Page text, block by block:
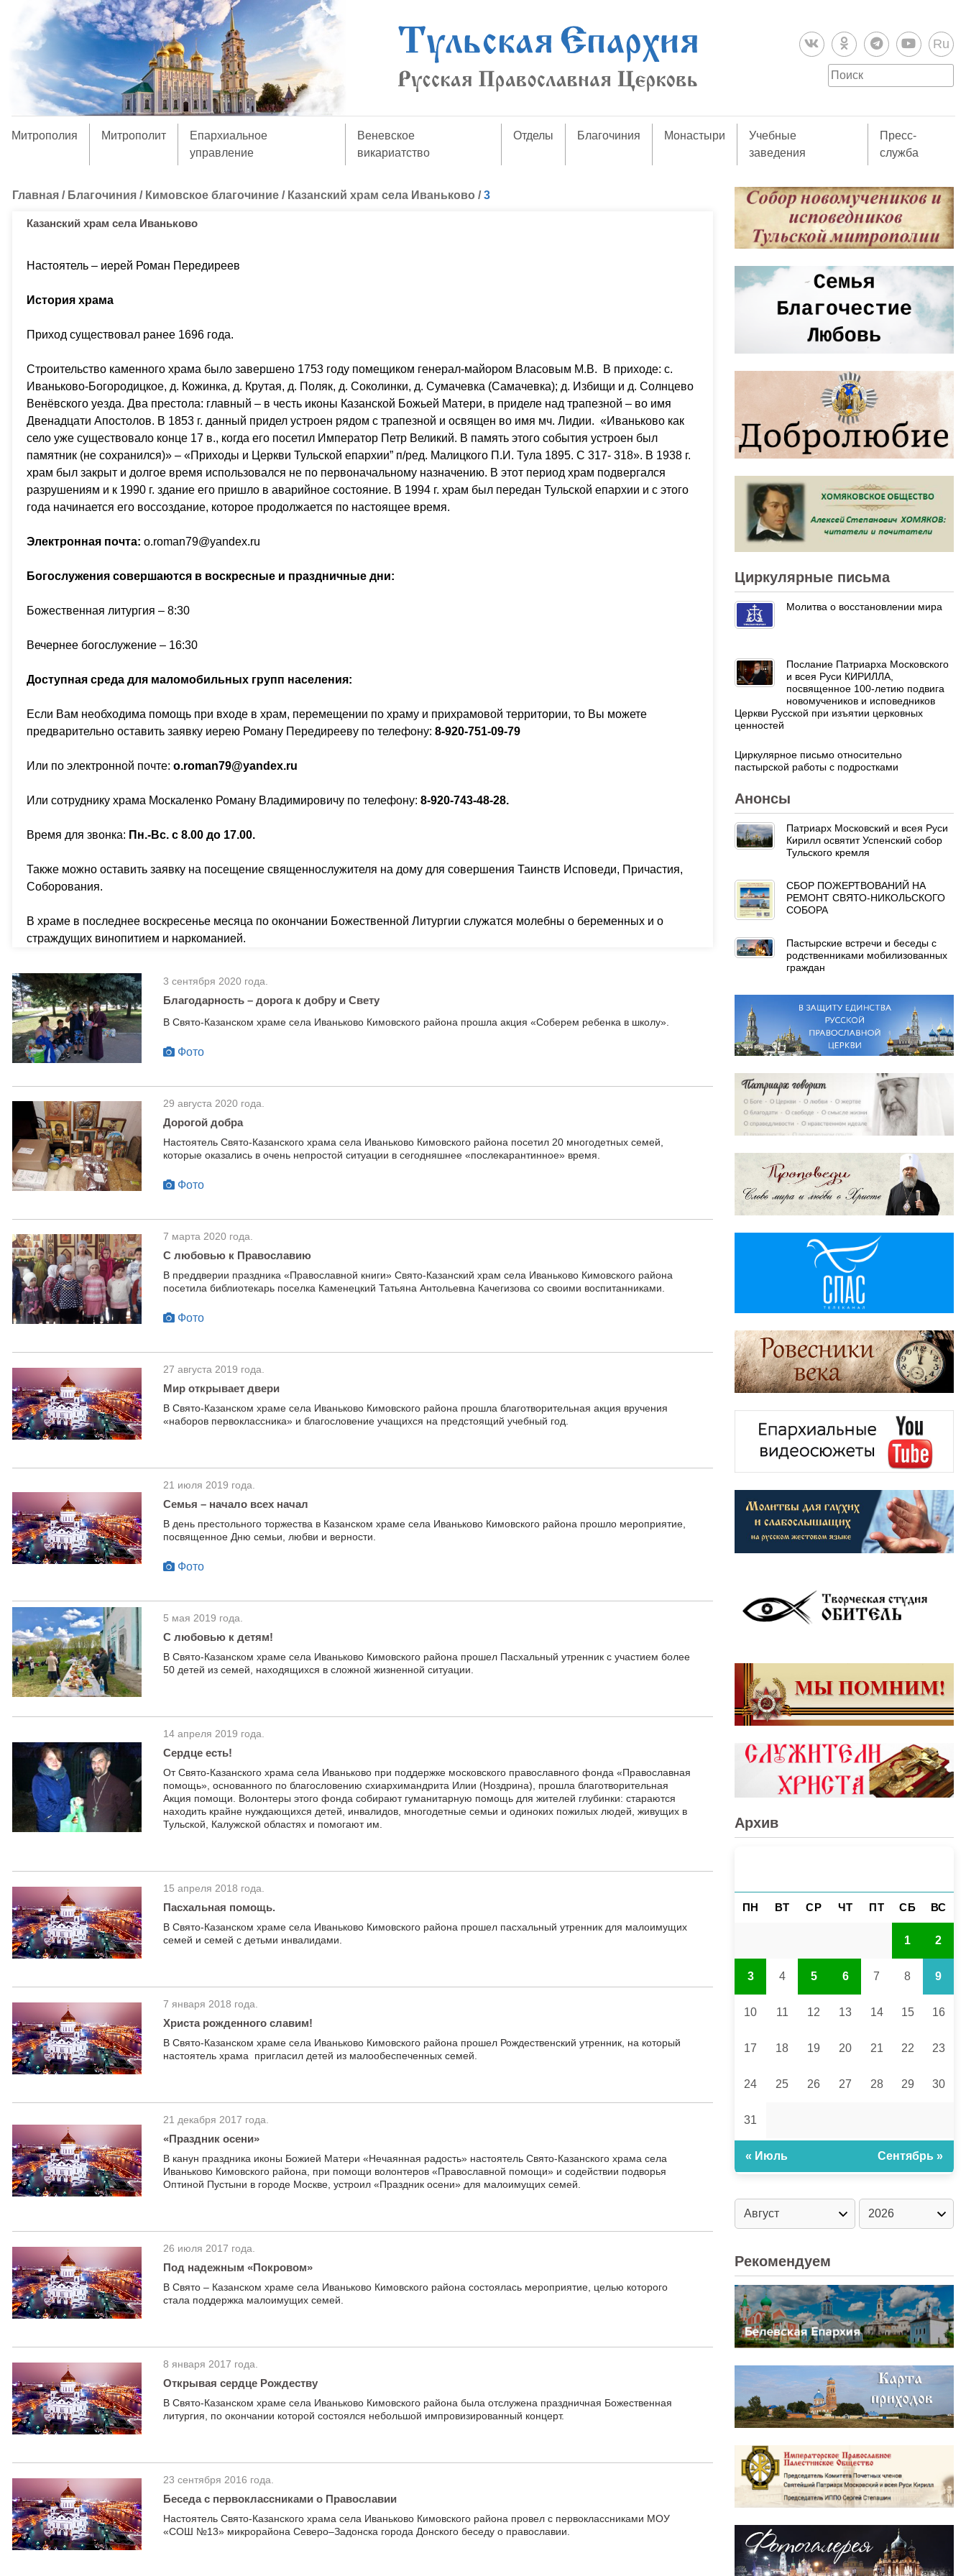
Ru
Митрополия Митрополит
Епархиальное
управление
Веневское
викариатство
Отделы Благочиния Монастыри
Учебные
заведения
Пресс-
служба
Главная / Благочиния / Кимовское благочиние / Казанский храм села Иваньково /3
Казанский храм села Иваньково
Настоятель – иерей Роман Передиреев
История храма
Приход существовал ранее 1696 года.
Строительство каменного храма было завершено 1753 году помещиком генерал-майором Власовым М.В. В приходе: с.
Иваньково-Богородицкое, д. Кожинка, д. Крутая, д. Поляк, д. Соколинки, д. Сумачевка (Самачевка); д. Избищи и д. Солнцево
Венёвского уезда. Два престола: главный – в честь иконы Казанской Божьей Матери, в приделе над трапезной – во имя
Двенадцати Апостолов. В 1853 г. данный придел устроен рядом с трапезной и освящен во имя мч. Лидии. «Иваньково как
село уже существовало конце 17 в., когда его посетил Император Петр Великий. В память этого события устроен был
памятник (не сохранился)» – «Приходы и Церкви Тульской епархии” п/ред. Малицкого П.И. Тула 1895. С 317- 318». В 1938 г.
храм был закрыт и долгое время использовался не по первоначальному назначению. В этот период храм подвергался
разрушениям и к 1990 г. здание его пришло в аварийное состояние. В 1994 г. храм был передан Тульской епархии и с этого
года начинается его воссоздание, которое продолжается по настоящее время.
Электронная почта: o.roman79@yandex.ru
Богослужения совершаются в воскресные и праздничные дни:
Божественная литургия – 8:30
Вечернее богослужение – 16:30
Доступная среда для маломобильных групп населения:
Если Вам необходима помощь при входе в храм, перемещении по храму и прихрамовой территории, то Вы можете
предварительно оставить заявку иерею Роману Передирееву по телефону: 8-920-751-09-79
Или по электронной почте: o.roman79@yandex.ru
Или сотруднику храма Москаленко Роману Владимировичу по телефону: 8-920-743-48-28.
Время для звонка: Пн.-Вс. с 8.00 до 17.00.
Также можно оставить заявку на посещение священнослужителя на дому для совершения Таинств Исповеди, Причастия,
Соборования.
В храме в последнее воскресенье месяца по окончании Божественной Литургии служатся молебны о беременных и о
страждущих винопитием и наркоманией.
3 сентября 2020 года.
Благодарность – дорога к добру и Свету
В Свято-Казанском храме села Иваньково Кимовского района прошла акция «Соберем ребенка в школу».
Фото
29 августа 2020 года.
Дорогой добра
Настоятель Свято-Казанского храма села Иваньково Кимовского района посетил 20 многодетных семей,
которые оказались в очень непростой ситуации в сегодняшнее «послекарантинное» время.
Фото
7 марта 2020 года.
С любовью к Православию
В преддверии праздника «Православной книги» Свято-Казанский храм села Иваньково Кимовского района
посетила библиотекарь поселка Каменецкий Татьяна Антольевна Качегизова со своими воспитанниками.
Фото
27 августа 2019 года.
Мир открывает двери
В Свято-Казанском храме села Иваньково Кимовского района прошла благотворительная акция вручения
«наборов первоклассника» и благословение учащихся на предстоящий учебный год.
21 июля 2019 года.
Семья – начало всех начал
В день престольного торжества в Казанском храме села Иваньково Кимовского района прошло мероприятие,
посвященное Дню семьи, любви и верности.
Фото
5 мая 2019 года.
С любовью к детям!
В Свято-Казанском храме села Иваньково Кимовского района прошел Пасхальный утренник с участием более
50 детей из семей, находящихся в сложной жизненной ситуации.
14 апреля 2019 года.
Сердце есть!
От Свято-Казанского храма села Иваньково при поддержке московского православного фонда «Православная
помощь», основанного по благословению схиархимандрита Илии (Ноздрина), прошла благотворительная
Акция помощи. Волонтеры этого фонда собирают гуманитарную помощь для жителей глубинки: стараются
находить крайне нуждающихся детей, инвалидов, многодетные семьи и одиноких пожилых людей, живущих в
Тульской, Калужской областях и помогают им.
15 апреля 2018 года.
Пасхальная помощь.
В Свято-Казанском храме села Иваньково Кимовского района прошел пасхальный утренник для малоимущих
семей и семей с детьми инвалидами.
7 января 2018 года.
Христа рожденного славим!
В Свято-Казанском храме села Иваньково Кимовского района прошел Рождественский утренник, на который
настоятель храма пригласил детей из малообеспеченных семей.
21 декабря 2017 года.
«Праздник осени»
В канун праздника иконы Божией Матери «Нечаянная радость» настоятель Свято-Казанского храма села
Иваньково Кимовского района, при помощи волонтеров «Православной помощи» и содействии подворья
Оптиной Пустыни в городе Москве, устроил «Праздник осени» для малоимущих семей.
26 июля 2017 года.
Под надежным «Покровом»
В Свято – Казанском храме села Иваньково Кимовского района состоялась мероприятие, целью которого
стала поддержка малоимущих семей.
8 января 2017 года.
Открывая сердце Рождеству
В Свято-Казанском храме села Иваньково Кимовского района была отслужена праздничная Божественная
литургия, по окончании которой состоялся небольшой импровизированный концерт.
23 сентября 2016 года.
Беседа с первоклассниками о Православии
Настоятель Свято-Казанского храма села Иваньково Кимовского района провел с первоклассниками МОУ
«СОШ №13» микрорайона Северо–Задонска города Донского беседу о православии.
Циркулярные письма
Молитва о восстановлении мира
Послание Патриарха Московского
и всея Руси КИРИЛЛА,
посвященное 100-летию подвига
новомучеников и исповедников
Церкви Русской при изъятии церковных
ценностей
Циркулярное письмо относительно
пастырской работы с подростками
Анонсы
Патриарх Московский и всея Руси
Кирилл освятит Успенский собор
Тульского кремля
СБОР ПОЖЕРТВОВАНИЙ НА
РЕМОНТ СВЯТО-НИКОЛЬСКОГО
СОБОРА
Пастырские встречи и беседы с
родственниками мобилизованных
граждан
Архив
ПН ВТ СР ЧТ ПТ СБ ВС
1 2
3 4 5 6 7 8 9
10 11 12 13 14 15 16
17 18 19 20 21 22 23
24 25 26 27 28 29 30
31
« Июль Сентябрь »
Рекомендуем